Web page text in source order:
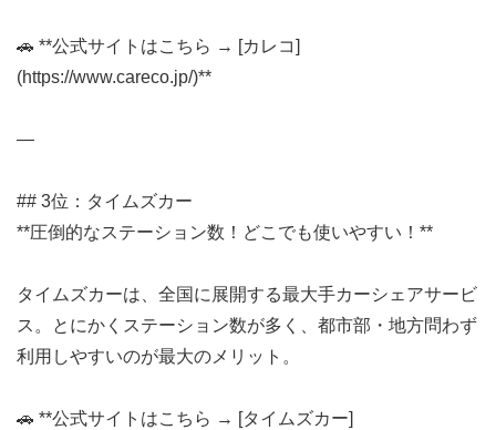
🚗 **公式サイトはこちら → [カレコ]
(https://www.careco.jp/)**
—
## 3位：タイムズカー
**圧倒的なステーション数！どこでも使いやすい！**
タイムズカーは、全国に展開する最大手カーシェアサービ
ス。とにかくステーション数が多く、都市部・地方問わず
利用しやすいのが最大のメリット。
🚗 **公式サイトはこちら → [タイムズカー]